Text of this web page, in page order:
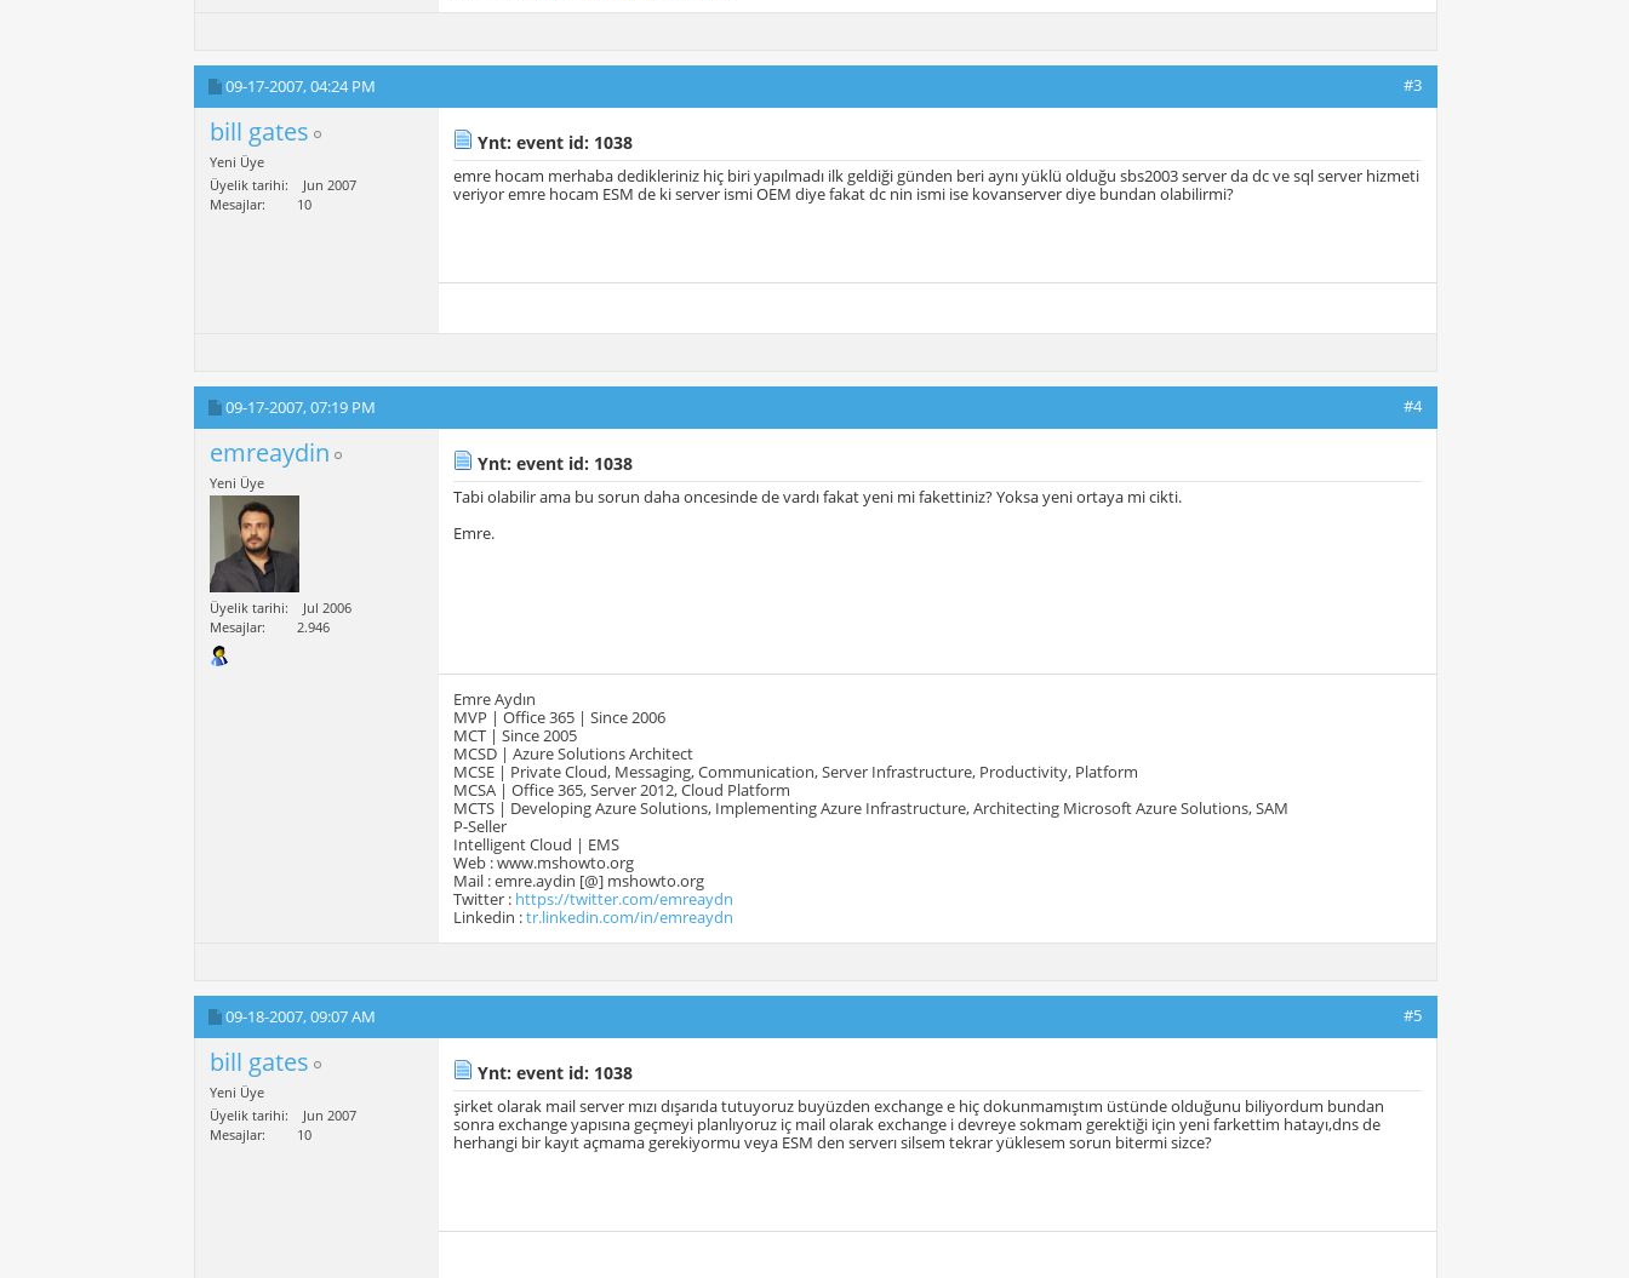
09-17-2007,04:24 PM #3
bill gates
Yeni Üye
Üyelik tarihi
Jun 2007
Mesajlar
10
Ynt: event id: 1038
emre hocam merhaba dedikleriniz hiç biri yapılmadı ilk geldiği günden beri aynı yüklü olduğu sbs2003 server da dc ve sql server hizmeti
veriyor emre hocam ESM de ki server ismi OEM diye fakat dc nin ismi ise kovanserver diye bundan olabilirmi?
09-17-2007,07:19 PM #4
emreaydin
Yeni Üye
Üyelik tarihi
Jul 2006
Mesajlar
2.946
Ynt: event id: 1038
Tabi olabilir ama bu sorun daha oncesinde de vardı fakat yeni mi fakettiniz? Yoksa yeni ortaya mi cikti.
Emre.
Emre Aydın
MVP | Office 365 | Since 2006
MCT | Since 2005
MCSD | Azure Solutions Architect
MCSE | Private Cloud, Messaging, Communication, Server Infrastructure, Productivity, Platform
MCSA | Office 365, Server 2012, Cloud Platform
MCTS | Developing Azure Solutions, Implementing Azure Infrastructure, Architecting Microsoft Azure Solutions, SAM
P-Seller
Intelligent Cloud | EMS
Web : www.mshowto.org
Mail : emre.aydin [@] mshowto.org
Twitter : https://twitter.com/emreaydn
Linkedin :tr.linkedin.com/in/emreaydn
09-18-2007,09:07 AM #5
bill gates
Yeni Üye
Üyelik tarihi
Jun 2007
Mesajlar
10
Ynt: event id: 1038
şirket olarak mail server mızı dışarıda tutuyoruz buyüzden exchange e hiç dokunmamıştım üstünde olduğunu biliyordum bundan
sonra exchange yapısına geçmeyi planlıyoruz iç mail olarak exchange i devreye sokmam gerektiği için yeni farkettim hatayı,dns de
herhangi bir kayıt açmama gerekiyormu veya ESM den serverı silsem tekrar yüklesem sorun bitermi sizce?